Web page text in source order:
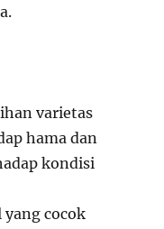
varietas
hama dan
kondisi
cocok